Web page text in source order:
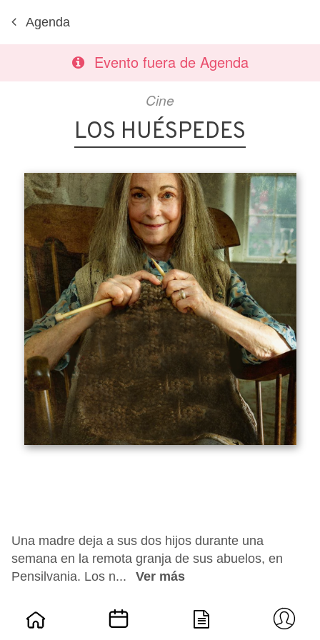
Agenda
Evento fuera de Agenda
Cine
LOS HUÉSPEDES
Una madre deja a sus dos hijos durante una
semana en la remota granja de sus abuelos, en
Pensilvania. Los n...
Ver más